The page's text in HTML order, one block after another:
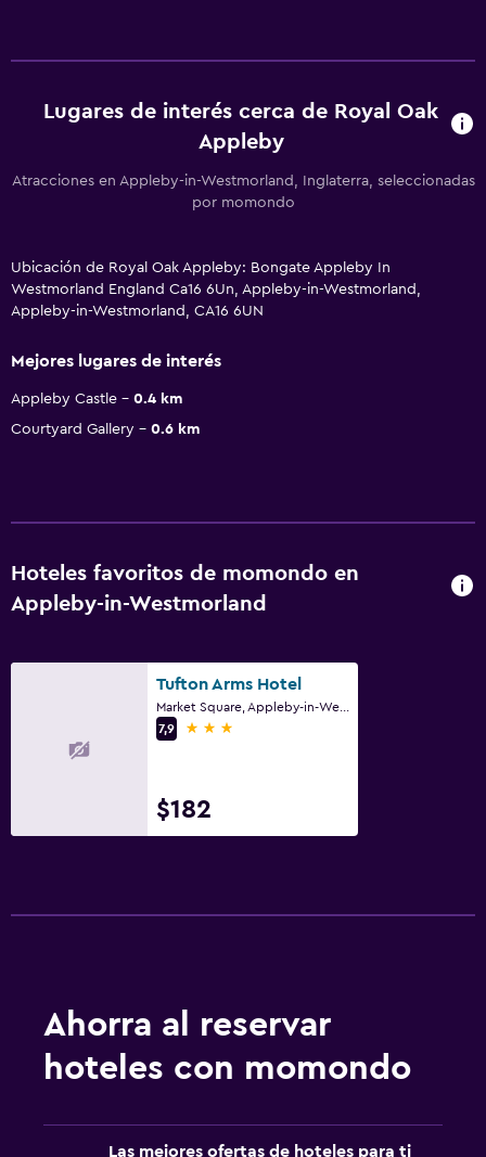
Lugares de interés cerca de Royal Oak
Appleby
Atracciones en Appleby-in-Westmorland, Inglaterra, seleccionadas
por momondo
Ubicación de Royal Oak Appleby: Bongate Appleby In
Westmorland England Ca16 6Un, Appleby-in-Westmorland,
Appleby-in-Westmorland, CA16 6UN
Mejores lugares de interés
Appleby Castle
0.4 km
Courtyard Gallery
0.6 km
Hoteles favoritos de momondo en
Appleby-in-Westmorland
Tufton Arms Hotel
7,9
3 estrellas
$182
Ahorra al reservar
hoteles con momondo
Las mejores ofertas de hoteles para ti